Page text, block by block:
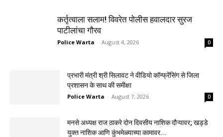
कर्तृत्वाला सलाम! विवरेत पोलीस हवालदार सुरज
पाटीलांचा गौरव
Police Warta - August 4, 2026 0
प्रभारी मंत्री श्री सिलावट ने वीडियो कॉन्फ्रेंसिंग से जिला
प्रशासन के साथ की समीक्षा
Police Warta - August 7, 2026 0
मनसे अध्यक्ष राज ठाकरे दोन दिवसीय नाशिक दौऱ्यावर; खड्डे
युक्त नाशिक आणि कुंभमेळ्याच्या कामावर...